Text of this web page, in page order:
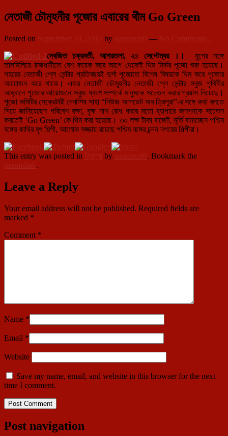
নেতাজী চৌমূহনীর পূজোর এবারের থীম Go Green
Posted on September 24, 2014 by santanu99 — No Comments ↓
দেবজিত চক্রবর্তী, আগরতলা, ২৪ সেপ্টেম্বর ।।
যুগের সঙ্গে
তালমিলিয়ে রাজধানীতে বেশ কয়েক বছর আগে থেকেই থিম নির্ভর পূজো শুরু হয়েছে।
শহরের নেতাজী প্লে সেন্টার প্রতিবছরই দুর্গা পূজোতে বিশেষ বিষয়কে থিম করে পূজোর
আয়োজন করে থাকে। এবার নেতাজী চৌমূহনীর নেতাজী প্লে সেন্টার সবুজ পৃথিবীর
আহ্বানে পূজোর আয়োজনে সবুজ ধ্বংশ সম্পর্কে মানুষকে সচেতন করার প্রয়াস নিয়েছে।
পূজো কমিটির সেক্রেটারী দেবাশিষ সাহা “নিউজ আপডেট অব ত্রিপুরা”-র সঙ্গে কথা বলতে
গিয়ে জানিয়েছেন পরিবেশ রক্ষা, বৃক্ষ নাশ রোধ করার মতো ব্যাপারে জনগনকে সচেতন
করতেই ‘Go Green’ কে থিম করা হয়েছে। ৩০ লক্ষ টাকা বাজেট, মূর্তি বানাচ্ছেন পশ্চিম
বঙ্গের কাথির মৃৎ শিল্পী, আলোক সজ্জায় রয়েছে পশ্চিম বঙ্গের চন্দন নগরের শিল্পীরা।
This entry was posted in ত্রিপুরা by santanu99. Bookmark the
permalink.
Leave a Reply
Your email address will not be published. Required fields are
marked *
Comment *
Name *
Email *
Website
Save my name, email, and website in this browser for the next
time I comment.
Post navigation